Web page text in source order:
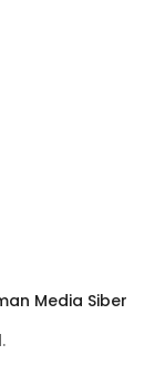
Media Siber